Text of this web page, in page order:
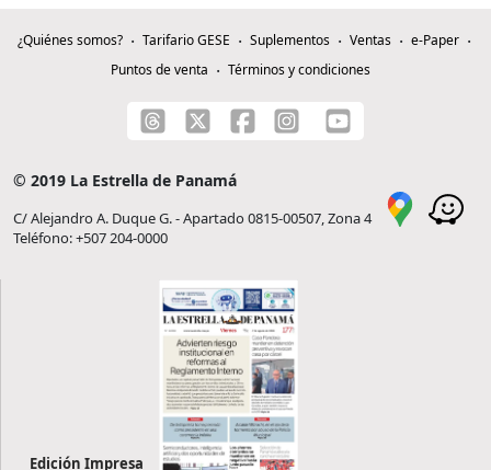
¿Quiénes somos? Tarifario GESE Suplementos Ventas
e-Paper
Puntos de venta
Términos y condiciones
© 2019 La Estrella de Panamá
C/ Alejandro A. Duque G. - Apartado 0815-00507, Zona 4
Teléfono: +507 204-0000
Edición Impresa